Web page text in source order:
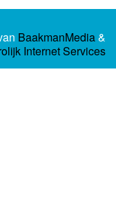
BaakmanMedia&
Internet Services